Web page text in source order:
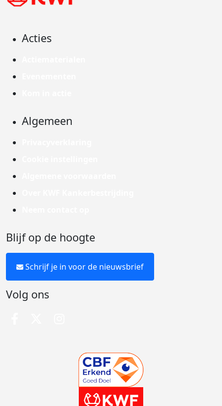
Acties
Algemeen
Blijf op de hoogte
Schrijf je in voor de nieuwsbrief
Volg ons